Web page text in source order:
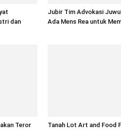
dan
Jubir Tim Advokasi
Ada Mens Rea untuk
Teror
Tanah Lot Art and Food